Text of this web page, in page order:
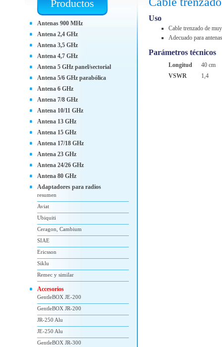
Uso
Cable trenzado de
Adecuado para
Parámetros técnicos
Longitud
40 cm
VSWR
1,4
Productos
Antenas 900 MHz
Antena 2,4 GHz
Antena 3,5 GHz
Antena 4,7 GHz
Antena 5 GHz panel/sectorial
Antena 5/6 GHz parabólica
Antena 6 GHz
Antena 7/8 GHz
Antena 10/11 GHz
Antena 13 GHz
Antena 15 GHz
Antena 17/18 GHz
Antena 23 GHz
Antena 24/26 GHz
Antena 80 GHz
Adaptadores para radios
resumen
Aviat
Ubiquiti
Ceragon, Cambium
SIAE
Ericsson
Siklu
Remec y similar
Accesorios
GentleBOX JE-200
GentleBOX JR-200
JR-250 Alu
JE-250 Alu
GentleBOX JR-300